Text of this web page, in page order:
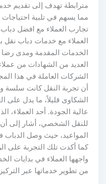
مترابطة تهدف إلى تقديم
مما يسهم في تلبية احتياجات
تجارب العملاء مع افضل دباب
العملاء مع خدمات دباب نقل
الخدمات المقدمة ومدى رضا
العديد من الشهادات من
الشركات العاملة في هذا
أن تجربة النقل كانت سلسة
الشكاوى قليلاً، ما يدل على
عالية الجودة. أحد العملاء،
للنقل الشخصي، أشار إلى أن
المواعيد، حيث وصل الدباب
كما أكدت تلك التجربة على
واجهها العملاء في بدايات
من تطوير خدماتها عبر